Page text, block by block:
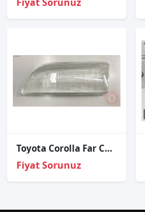
Toyota Corolla Far Camı 1993 1998 - Sağ Sol
Fiyat Sorunuz